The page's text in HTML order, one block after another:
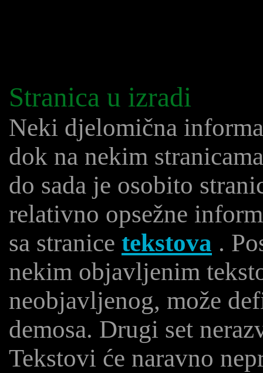
Stranica u izradi
Neki djelomična
dok na nekim
do sada je osobito
relativno opsežne
sa stranice tekstova .
nekim objavljenim
neobjavljenog, može
demosa. Drugi set
Tekstovi će naravno